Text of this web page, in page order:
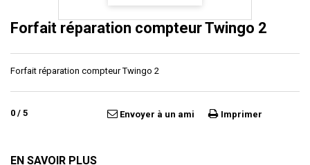
Forfait réparation compteur Twingo 2
Forfait réparation compteur Twingo 2
0 / 5 Envoyer à un ami Imprimer
EN SAVOIR PLUS